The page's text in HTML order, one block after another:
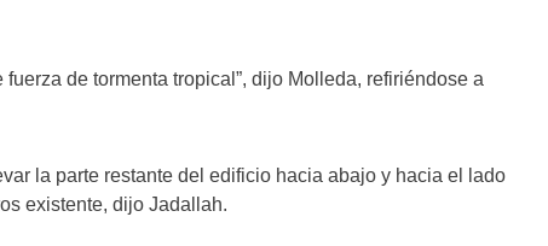
de tormenta tropical”, dijo Molleda, refiriéndose a
la parte restante del edificio hacia abajo y hacia el lado
existente, dijo Jadallah.